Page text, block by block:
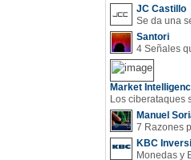
JC Castillo
Santori
Market
Manuel
7 Razones
KBC